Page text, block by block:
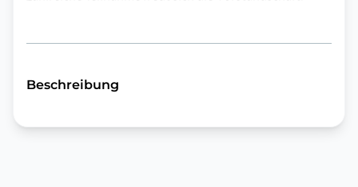
Beschreibung